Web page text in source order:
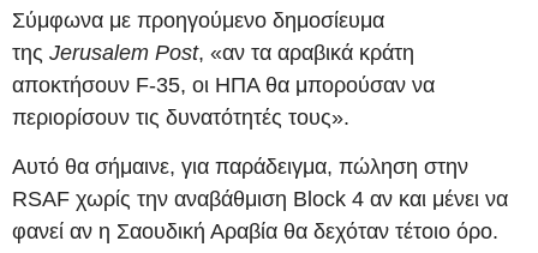
Σύμφωνα με προηγούμενο δημοσίευμα
της Jerusalem Post, «αν τα αραβικά κράτη
αποκτήσουν F-35, οι ΗΠΑ θα μπορούσαν να
περιορίσουν τις δυνατότητές τους».
Αυτό θα σήμαινε, για παράδειγμα, πώληση στην
RSAF χωρίς την αναβάθμιση Block 4 αν και μένει να
φανεί αν η Σαουδική Αραβία θα δεχόταν τέτοιο όρο.